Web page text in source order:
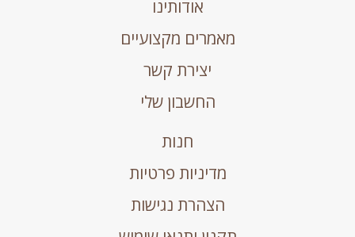
אודותינו
מאמרים מקצועיים
יצירת קשר
החשבון שלי
חנות
מדיניות פרטיות
הצהרת נגישות